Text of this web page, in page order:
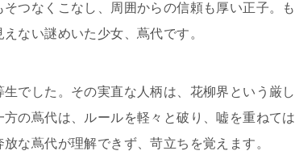
つなくこなし、周囲からの信頼も厚い正子。も
ない謎めいた少女、蔦代です。
でした。その実直な人柄は、花柳界という厳し
の蔦代は、ルールを軽々と破り、嘘を重ねては
な蔦代が理解できず、苛立ちを覚えます。